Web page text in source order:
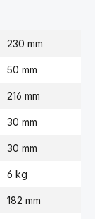
230 mm
50 mm
216 mm
30 mm
30 mm
6 kg
182 mm